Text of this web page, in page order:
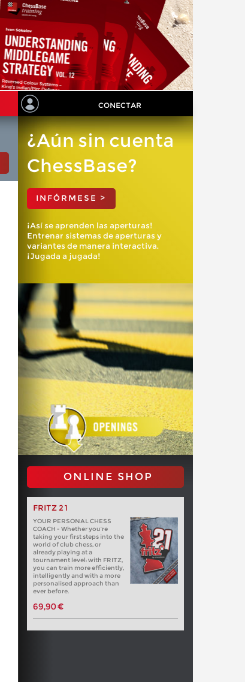
CONECTAR
¿Aún sin cuenta
ChessBase?
INFÓRMESE >
¡Así se aprenden las aperturas!
Entrenar sistemas de aperturas y
variantes de manera interactiva.
¡Jugada a jugada!
ONLINE SHOP
FRITZ 21
YOUR PERSONAL CHESS
COACH - Whether you’re
taking your first steps into the
world of club chess, or
already playing at a
tournament level: with FRITZ,
you can train more efficiently,
intelligently and with a more
personalised approach than
ever before.
69,90 €